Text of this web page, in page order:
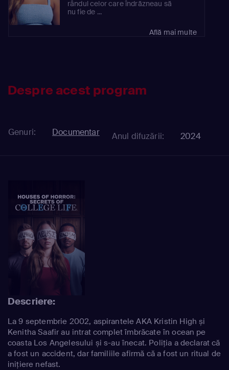
rândul celor care îndrăzneau să
nu fie de ...
Află mai multe
Despre acest program
Genuri: Documentar Anul difuzării: 2024
Descriere:
La 9 septembrie 2002, aspirantele AKA Kristin High și
Kenitha Saafir au intrat complet îmbrăcate în ocean pe
coasta Los Angelesului și s-au înecat. Poliția a declarat că
a fost un accident, dar familiile afirmă că a fost un ritual de
inițiere nefast.